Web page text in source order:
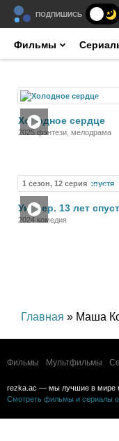
ПОДПИШИСЬ
Фильмы
Фильм
Холодное сердце
2025 фэнтези, мелодрама
1 сезон, 12 серия Сериал
Универ. 13 лет
2024 комедия
Главная » Маша
Фильмы Мультфильмы
rezka.ac — мы лучшие в мире
Смотреть фильмы и сериалы